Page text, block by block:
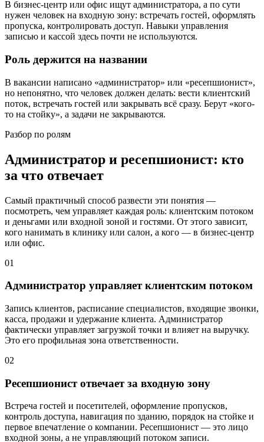
В бизнес-центр или офис ищут администратора, а по сути
нужен человек на входную зону: встречать гостей, оформлять
пропуска, контролировать доступ. Навыки управления
записью и кассой здесь почти не используются.
Роль держится на названии
В вакансии написано «администратор» или «ресепшионист»,
но непонятно, что человек должен делать: вести клиентский
поток, встречать гостей или закрывать всё сразу. Берут «кого-
то на стойку», а задачи не закрываются.
Разбор по ролям
Администратор и ресепшионист: кто
за что отвечает
Самый практичный способ развести эти понятия —
посмотреть, чем управляет каждая роль: клиентским потоком
и деньгами или входной зоной и гостями. От этого зависит,
кого нанимать в клинику или салон, а кого — в бизнес-центр
или офис.
01
Администратор управляет клиентским потоком
Запись клиентов, расписание специалистов, входящие звонки,
касса, продажи и удержание клиента. Администратор
фактически управляет загрузкой точки и влияет на выручку.
Это его профильная зона ответственности.
02
Ресепшионист отвечает за входную зону
Встреча гостей и посетителей, оформление пропусков,
контроль доступа, навигация по зданию, порядок на стойке и
первое впечатление о компании. Ресепшионист — это лицо
входной зоны, а не управляющий потоком записи.